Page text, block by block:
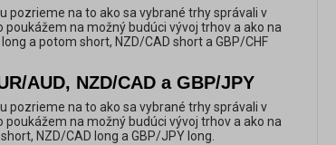
pozrieme na to ako sa vybrané trhy správali v
na možný budúci vývoj trhov a ako na
a potom short, NZD/CAD short a GBP/CHF
AUD, NZD/CAD a GBP/JPY
pozrieme na to ako sa vybrané trhy správali v
na možný budúci vývoj trhov a ako na
NZD/CAD long a GBP/JPY long.